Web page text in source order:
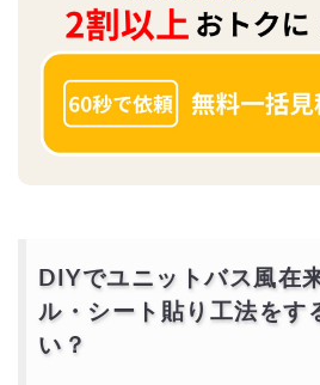
DIYでユニットバス風在
ル・シート貼り工法をす
い？